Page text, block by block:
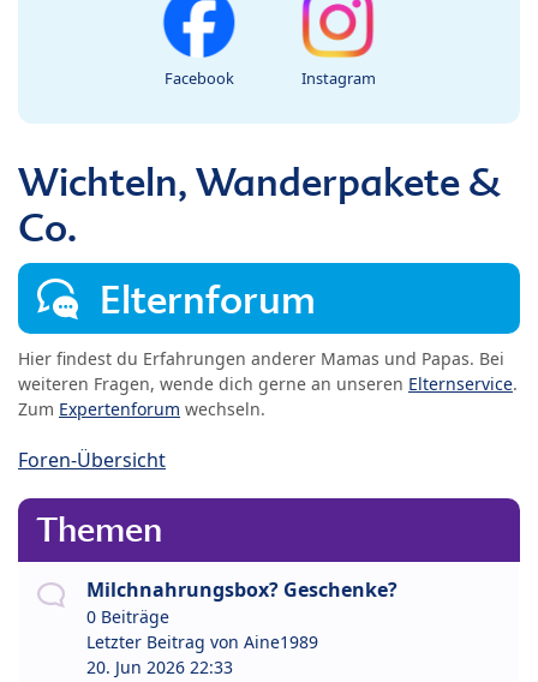
Facebook Instagram
Wichteln, Wanderpakete &
Co.
Elternforum
Hier findest du Erfahrungen anderer Mamas und Papas. Bei
weiteren Fragen, wende dich gerne an unseren Elternservice.
Zum Expertenforum wechseln.
Foren-Übersicht
Themen
Milchnahrungsbox? Geschenke?
0 Beiträge
Letzter Beitrag von Aine1989
20. Jun 2026 22:33